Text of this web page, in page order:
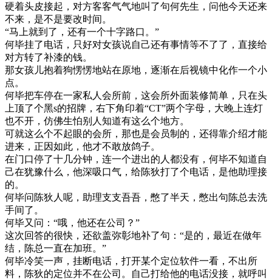
硬着头皮接起，对方客客气气地叫了句何先生，问他今天还来
不来，是不是要改时间。
“马上就到了，还有一个十字路口。”
何毕挂了电话，只好对女孩说自己还有事情等不了了，直接给
对方转了补漆的钱。
那女孩儿抱着狗愣愣地站在原地，逐渐在后视镜中化作一个小
点。
何毕把车停在一家私人会所前，这会所外面装修简单，只在头
上顶了个黑s的招牌，右下角印着“CT”两个字母，大晚上连灯
也不开，仿佛生怕别人知道有这么个地方。
可就这么个不起眼的会所，那也是会员制的，还得靠介绍才能
进来，正因如此，他才不敢放鸽子。
在门口停了十几分钟，连一个进出的人都没有，何毕不知道自
己在犹豫什么，他深吸口气，给陈狄打了个电话，是他助理接
的。
何毕问陈狄人呢，助理支支吾吾，憋了半天，憋出句陈总去洗
手间了。
何毕又问：“哦，他还在公司？”
这次回答的很快，还欲盖弥彰地补了句：“是的，最近在做年
结，陈总一直在加班。”
何毕冷笑一声，挂断电话，打开某个定位软件一看，不出所
料，陈狄的定位并不在公司。自己打给他的电话没接，就呼叫